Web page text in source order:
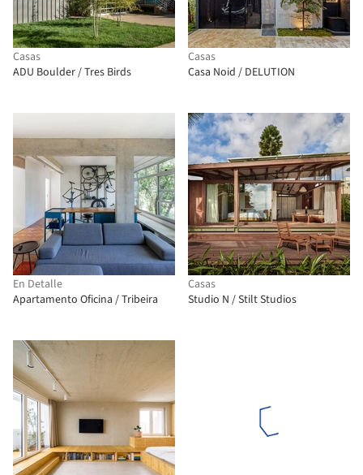
Casas
ADU Boulder / Tres Birds
Casas
Casa Noid / DELUTION
En Detalle
Apartamento Oficina / Tribeira
Casas
Studio N / Stilt Studios